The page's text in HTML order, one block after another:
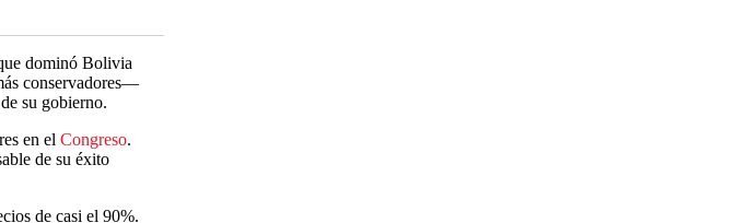
dominó Bolivia
conservadores—
su gobierno.
en el Congreso.
de su éxito
de casi el 90%.